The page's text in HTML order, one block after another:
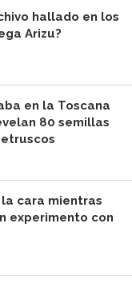
hallado en los
Arizu?
en la Toscana
80 semillas
cara mientras
experimento con